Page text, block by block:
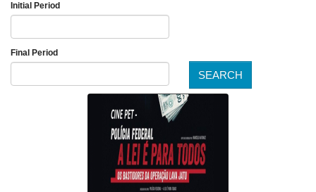
Initial Period
Final Period
SEARCH